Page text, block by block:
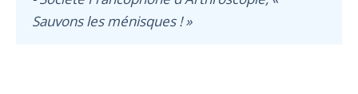
Sauvons les ménisques ! »